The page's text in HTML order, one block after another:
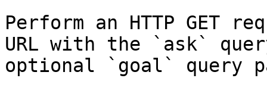
Perform an HTTP GET
URL with the `ask`
optional `goal` query